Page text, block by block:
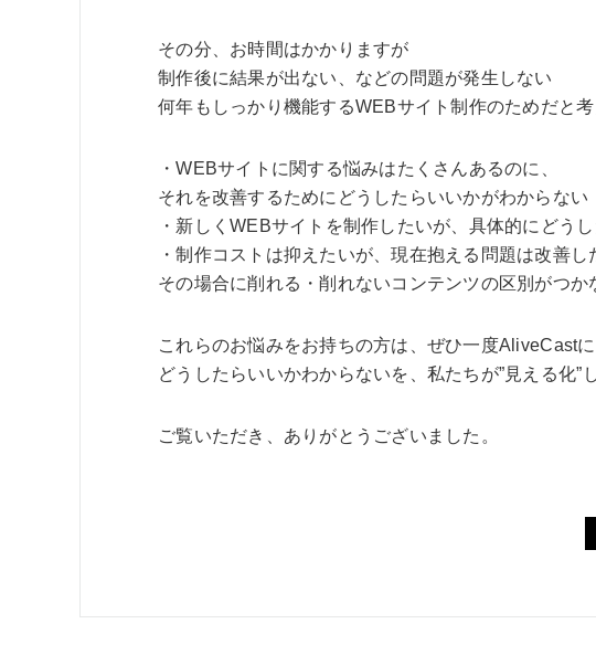
その分、お時間はかかりますが
制作後に結果が出ない、などの問題が発生しない
何年もしっかり機能するWEBサイト制作のためだと考
・WEBサイトに関する悩みはたくさんあるのに、
それを改善するためにどうしたらいいかがわからない
・新しくWEBサイトを制作したいが、具体的にどう
・制作コストは抑えたいが、現在抱える問題は改善し
その場合に削れる・削れないコンテンツの区別がつか
これらのお悩みをお持ちの方は、ぜひ一度AliveCastに
どうしたらいいかわからないを、私たちが”見える化”
ご覧いただき、ありがとうございました。